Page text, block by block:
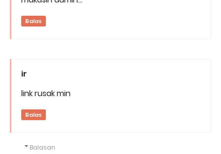
Balas
ir
link rusak min
Balas
Balasan